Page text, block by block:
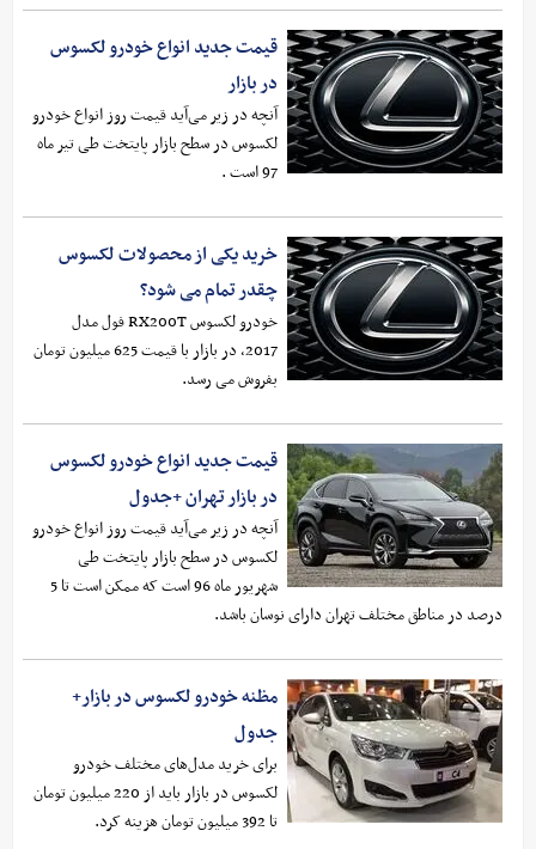
قیمت جدید انواع خودرو لکسوس
در بازار
آنچه در زیر می‌آید قیمت روز انواع خودرو
لکسوس در سطح بازار پایتخت طی تیر ماه
97 است .
خرید یکی از محصولات لکسوس
چقدر تمام می شود؟
خودرو لکسوس RX200T فول مدل
2017، در بازار با قیمت 625 میلیون تومان
بفروش می رسد.
قیمت جدید انواع خودرو لکسوس
در بازار تهران +جدول
آنچه در زیر می‌آید قیمت روز انواع خودرو
لکسوس در سطح بازار پایتخت طی
شهریور ماه 96 است که ممکن است تا 5
درصد در مناطق مختلف تهران دارای نوسان باشد.
مظنه خودرو لکسوس در بازار+
جدول
برای خرید مدل‌های مختلف خودرو
لکسوس در بازار باید از 220 میلیون تومان
تا 392 میلیون تومان هزینه کرد.